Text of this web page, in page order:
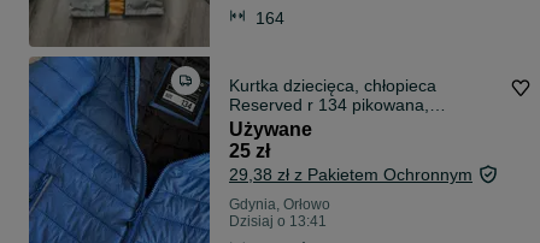
164
Kurtka dziecięca, chłopieca
Reserved r 134 pikowana,
przejściowa
Używane
25 zł
29,38 zł z Pakietem Ochronnym
Gdynia, Orłowo
Dzisiaj o 13:41